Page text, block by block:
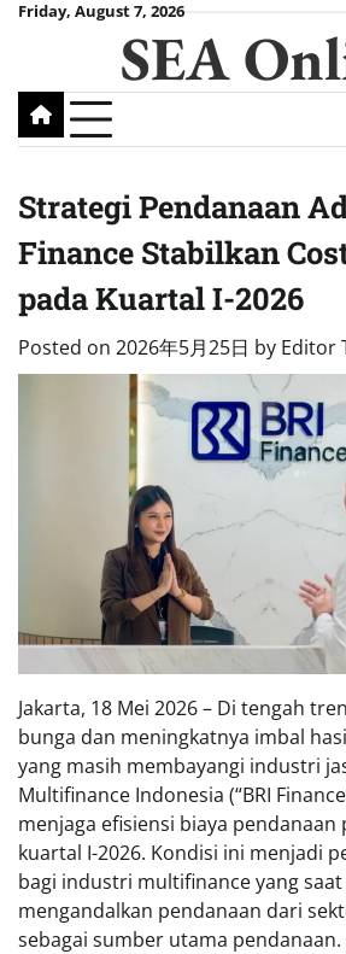
SkipFriday, August 7, 2026
SEA
Strategi Pendanaan
Finance Stabilkan
pada Kuartal I-2026
Posted on 2026年5月25日 by Editor
Jakarta, 18 Mei 2026 – Di tengah
bunga dan meningkatnya imbal
yang masih membayangi industri
Multifinance Indonesia (“BRI
menjaga efisiensi biaya pendanaan
kuartal I-2026. Kondisi ini menjadi
bagi industri multifinance yang
mengandalkan pendanaan dari
sebagai sumber utama pendanaan.